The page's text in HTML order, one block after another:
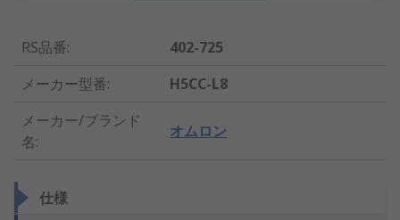
RS品番:
402-725
メーカー型番:
H5CC-L8
メーカー/ブランド
名:
オムロン
仕様